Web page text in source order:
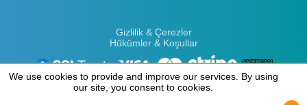
Gizlilik & Çerezler
Hükümler & Koşullar
We use cookies to provide and improve our services. By using
our site, you consent to cookies.
We use cookies to provide and improve our services. By using
our site, you consent to cookies.